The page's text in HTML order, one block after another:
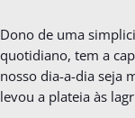
Dono de uma
quotidiano, tem a
nosso dia-a-dia seja
levou a plateia às